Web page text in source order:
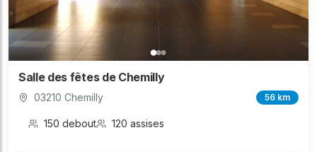
Salle des fêtes de Chemilly
03210 Chemilly 56 km
150 debout 120 assises